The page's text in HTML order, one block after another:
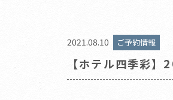
2021.08.10 ご予約情報
【ホテル四季彩